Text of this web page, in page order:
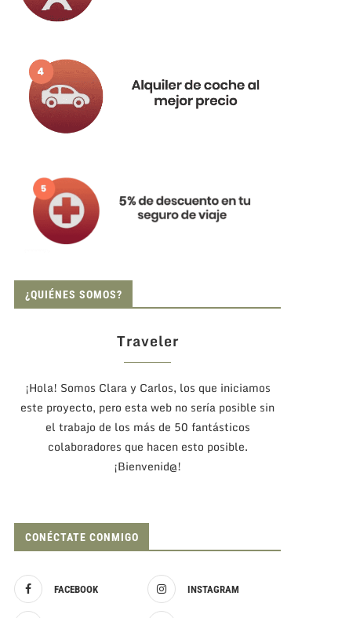
¿QUIÉNES SOMOS?
Traveler
¡Hola! Somos Clara y Carlos, los que iniciamos
este proyecto, pero esta web no sería posible sin
el trabajo de los más de 50 fantásticos
colaboradores que hacen esto posible.
¡Bienvenid@!
CONÉCTATE CONMIGO
FACEBOOK INSTAGRAM